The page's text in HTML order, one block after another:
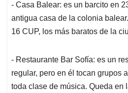
- Casa Balear: es un barcito en
antigua casa de la colonia
16 CUP, los más baratos de la
- Restaurante Bar Sofía: es un
regular, pero en él tocan grupos
toda clase de música. Queda en